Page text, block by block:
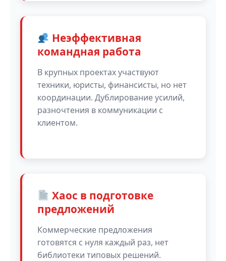
Неэффективная
командная работа
В крупных проектах участвуют
техники, юристы, финансисты, но нет
координации. Дублирование усилий,
разночтения в коммуникации с
клиентом.
Хаос в подготовке
предложений
Коммерческие предложения
готовятся с нуля каждый раз, нет
библиотеки типовых решений.